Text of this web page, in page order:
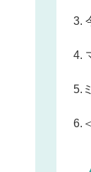
3.
4.
5.
6.